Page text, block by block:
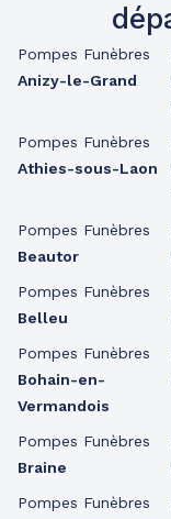
Pompes Funèbres
Anizy-le-Grand
Pompes Funèbres
Athies-sous-Laon
Pompes Funèbres
Beautor
Pompes Funèbres
Belleu
Pompes Funèbres
Bohain-en-
Vermandois
Pompes Funèbres
Braine
Pompes Funèbres